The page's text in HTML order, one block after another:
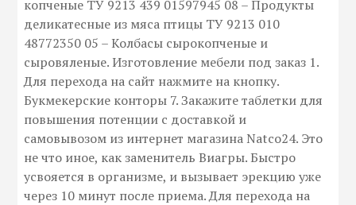
копченые ТУ 9213 439 01597945 08 – Продукты
деликатесные из мяса птицы ТУ 9213 010
48772350 05 – Колбасы сырокопченые и
сыровяленые. Изготовление мебели под заказ 1.
Для перехода на сайт нажмите на кнопку.
Букмекерские конторы 7. Закажите таблетки для
повышения потенции с доставкой и
самовывозом из интернет магазина Natco24. Это
не что иное, как заменитель Виагры. Быстро
усвояется в организме, и вызывает эрекцию уже
через 10 минут после приема. Для перехода на